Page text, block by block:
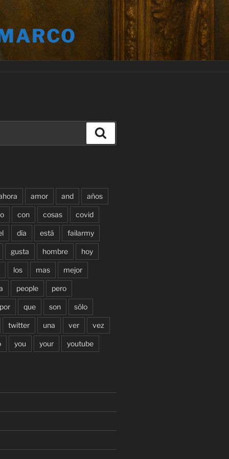
amor and años
con cosas covid
día está failarmy
gusta hombre hoy
los mas mejor
people pero
por que son sólo
twitter una ver vez
you your youtube